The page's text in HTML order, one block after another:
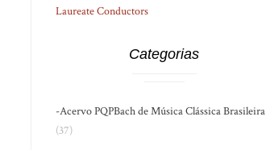
Laureate Conductors
Categorias
-Acervo PQPBach de Música Clássica Brasileira
(37)